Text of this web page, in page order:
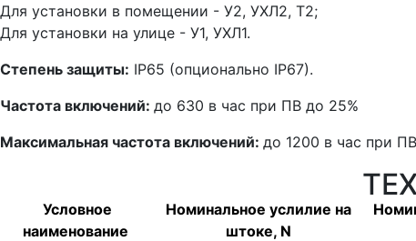
Для установки в помещении - У2, УХЛ2, Т2;
Для установки на улице - У1, УХЛ1.
Степень защиты: IP65 (опционально IP67).
Частота включений: до 630 в час при ПВ до 25%
Максимальная частота включений: до 1200 в час при
Условное
наименование
Номинальное услилие на
штоке, N